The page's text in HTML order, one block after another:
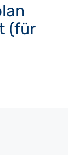
(für